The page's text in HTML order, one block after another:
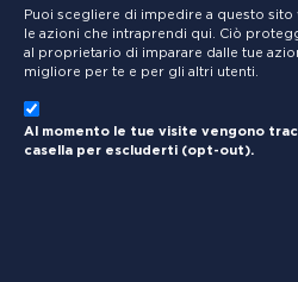
Puoi scegliere di impedire a questo sito
le azioni che intraprendi qui. Ciò
al proprietario di imparare dalle tue
migliore per te e per gli altri utenti.
Al momento le tue visite vengono
casella per escluderti (opt-out).